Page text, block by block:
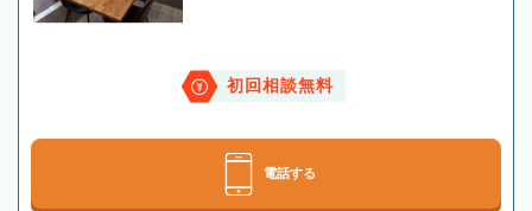
初回相談無料
電話する